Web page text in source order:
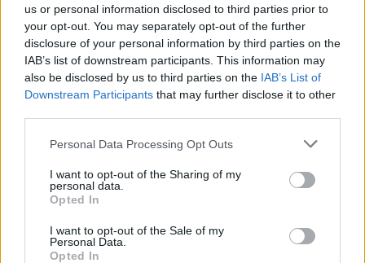
us or personal information disclosed to third parties prior to
your opt-out. You may separately opt-out of the further
disclosure of your personal information by third parties on the
IAB’s list of downstream participants. This information may
also be disclosed by us to third parties on the IAB’s List of
Downstream Participants that may further disclose it to other
Please note that this website/app uses one or more Google
not limited to your visit or usage behaviour. You may click to
grant or deny consent to Google and its third-party tags to
use your data for below specified purposes in below Google
consent section.
Personal Data Processing Opt Outs
I want to opt-out of the Sharing of my
personal data.
Opted In
I want to opt-out of the Sale of my
Personal Data.
Opted In
Mi lett Alain Delon vagyonával? Adóhatósági
csavar a sztoriban
HÍREK 2026. júl. 19.
FRISS HÍREK
Súlyos feszültség Olaszország és
Spanyolország között: kölcsönös korlátozás
HÍREK egy órája